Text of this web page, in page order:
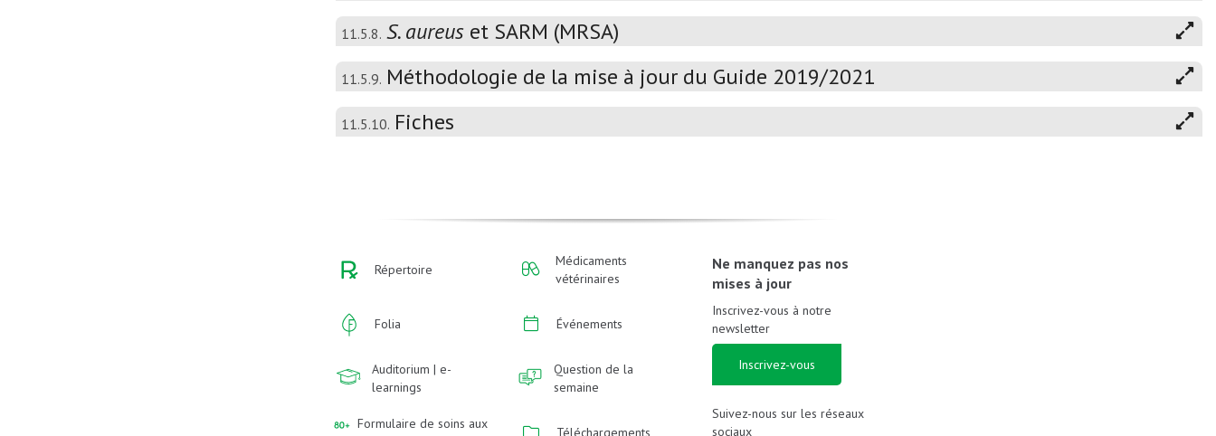
11.5.8. S. aureus et SARM (MRSA)
11.5.9. Méthodologie de la mise à jour du Guide 2019/2021
11.5.10. Fiches
Répertoire
Folia
Auditorium | e-
learnings
Formulaire de soins aux
Médicaments
vétérinaires
Événements
Question de la
semaine
Téléchargements
Ne manquez pas nos
mises à jour
Inscrivez-vous à notre
newsletter
Inscrivez-vous
Suivez-nous sur les réseaux
sociaux